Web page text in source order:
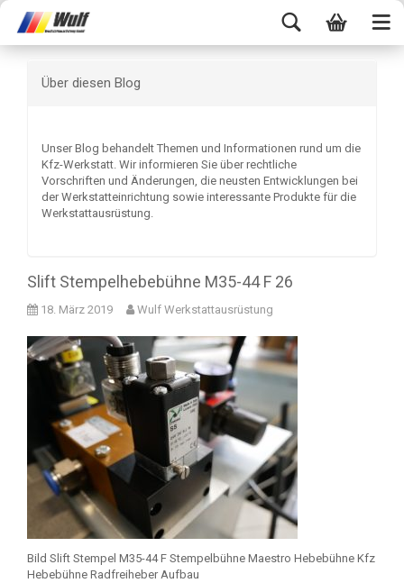
Über diesen Blog
Unser Blog behandelt Themen und Informationen rund um die
Kfz-Werkstatt. Wir informieren Sie über rechtliche
Vorschriften und Änderungen, die neusten Entwicklungen bei
der Werkstatteinrichtung sowie interessante Produkte für die
Werkstattausrüstung.
Slift Stempelhebebühne M35-44 F 26
18. März 2019 Wulf Werkstattausrüstung
Bild Slift Stempel M35-44 F Stempelbühne Maestro Hebebühne Kfz
Hebebühne Radfreiheber Aufbau